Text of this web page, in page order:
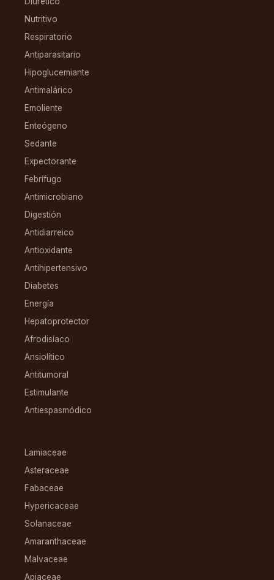
Nutritivo
Respiratorio
Antiparasitario
Hipoglucemiante
Antimalárico
Emoliente
Enteógeno
Sedante
Expectorante
Febrífugo
Antimicrobiano
Digestión
Antidiarreico
Antioxidante
Antihipertensivo
Diabetes
Energía
Hepatoprotector
Afrodisíaco
Ansiolítico
Antitumoral
Estimulante
Antiespasmódico
Lamiaceae
Asteraceae
Fabaceae
Hypericaceae
Solanaceae
Amaranthaceae
Malvaceae
Apiaceae